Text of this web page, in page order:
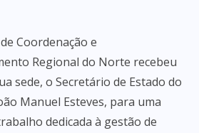
Coordenação e
Regional do Norte recebeu
sede, o Secretário de Estado do
Manuel Esteves, para uma
dedicada à gestão de